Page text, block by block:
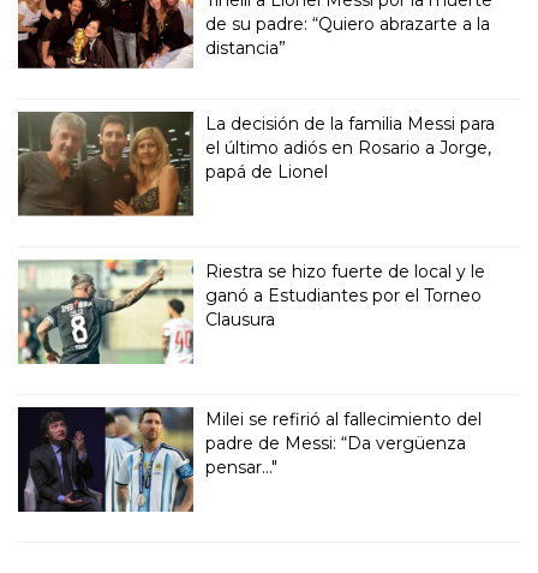
de su padre: “Quiero abrazarte a la
distancia”
La decisión de la familia Messi para
el último adiós en Rosario a Jorge,
papá de Lionel
Riestra se hizo fuerte de local y le
ganó a Estudiantes por el Torneo
Clausura
Milei se refirió al fallecimiento del
padre de Messi: “Da vergüenza
pensar..."